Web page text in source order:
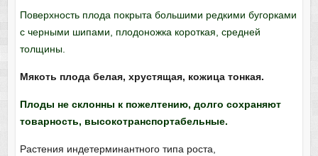
Поверхность плода покрыта большими редкими бугорками
с черными шипами, плодоножка короткая, средней
толщины.
Мякоть плода белая, хрустящая, кожица тонкая.
Плоды не склонны к пожелтению, долго сохраняют
товарность, высокотранспортабельные.
Растения индетерминантного типа роста,